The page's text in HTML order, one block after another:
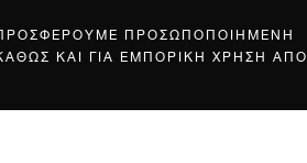
ΠΡΟΣΦΕΡΟΥΜΕ ΠΡΟΣΩΠΟΠΟΙΗΜΕΝΗ
ΚΑΙ ΓΙΑ ΕΜΠΟΡΙΚΗ ΧΡΗΣΗ ΑΠΟ